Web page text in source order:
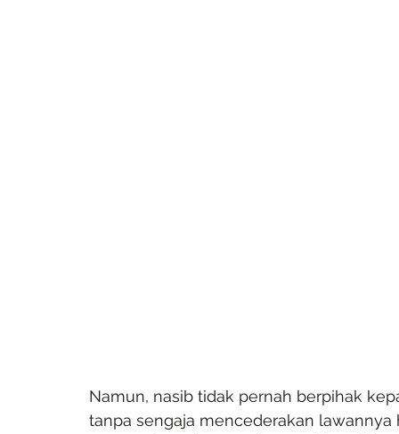
Namun, nasib tidak pernah berpihak
tanpa sengaja mencederakan